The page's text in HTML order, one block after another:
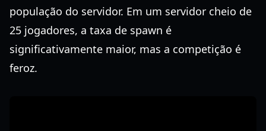
população do servidor. Em um servidor cheio de
25 jogadores, a taxa de spawn é
significativamente maior, mas a competição é
feroz.